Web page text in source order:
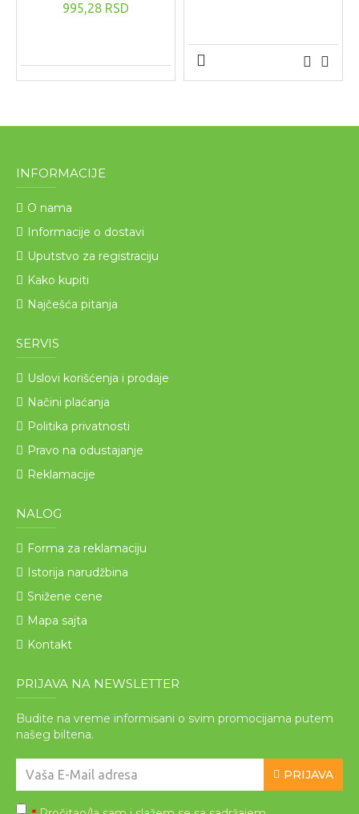
995,28 RSD
INFORMACIJE
O nama
Informacije o dostavi
Uputstvo za registraciju
Kako kupiti
Najčešća pitanja
SERVIS
Uslovi korišćenja i prodaje
Načini plaćanja
Politika privatnosti
Pravo na odustajanje
Reklamacije
NALOG
Forma za reklamaciju
Istorija narudžbina
Snižene cene
Mapa sajta
Kontakt
PRIJAVA NA NEWSLETTER
Budite na vreme informisani o svim promocijama putem
našeg biltena.
PRIJAVA